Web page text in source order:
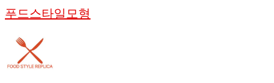
푸드스타일모형